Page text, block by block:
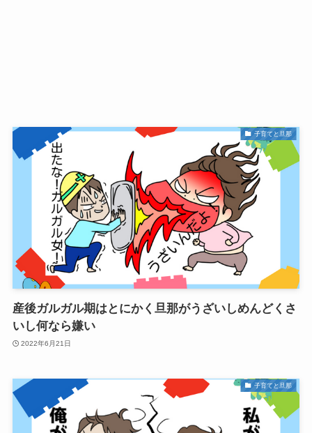
子育てと旦那
産後ガルガル期はとにかく旦那がうざいしめんどくさ
いし何なら嫌い
2022年6月21日
子育てと旦那